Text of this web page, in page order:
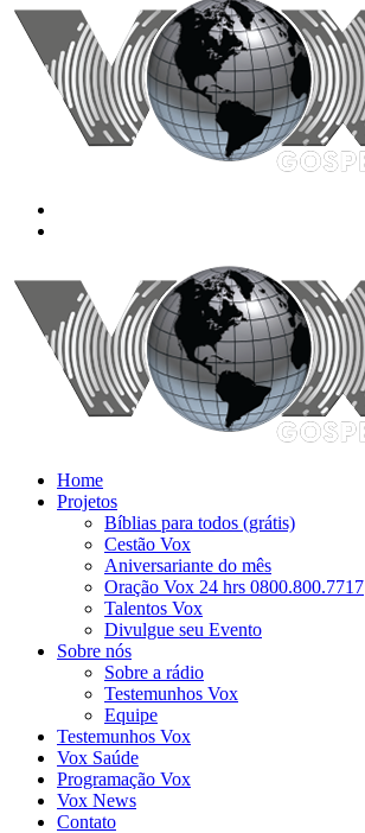
Home
Projetos
Bíblias para todos (grátis)
Cestão Vox
Aniversariante do mês
Oração Vox 24 hrs 0800.800.7717
Talentos Vox
Divulgue seu Evento
Sobre nós
Sobre a rádio
Testemunhos Vox
Equipe
Testemunhos Vox
Vox Saúde
Programação Vox
Vox News
Contato